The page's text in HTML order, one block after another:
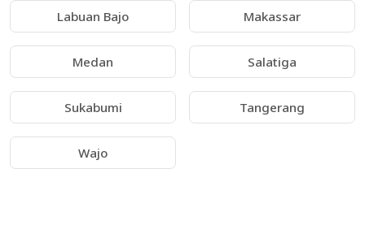
Labuan Bajo Makassar
Medan Salatiga
Sukabumi Tangerang
Wajo